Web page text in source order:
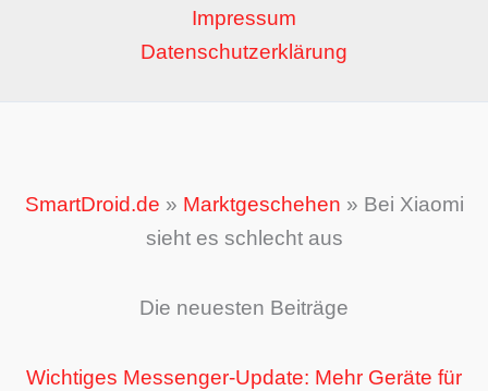
Impressum
Datenschutzerklärung
SmartDroid.de » Marktgeschehen » Bei Xiaomi
sieht es schlecht aus
Die neuesten Beiträge
Wichtiges Messenger-Update: Mehr Geräte für